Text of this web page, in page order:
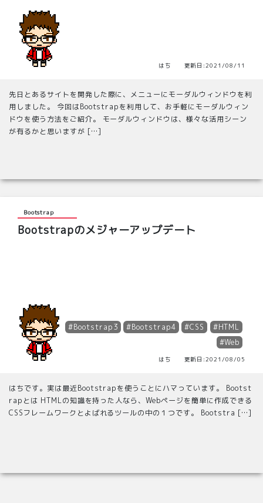
はち 更新日:2021/08/11
先日とあるサイトを開発した際に、メニューにモーダルウィンドウを利
用しました。 今回はBootstrapを利用して、お手軽にモーダルウィン
ドウを使う方法をご紹介。 モーダルウィンドウは、様々な活用シーン
が有るかと思いますが […]
Bootstrap
Bootstrapのメジャーアップデート
#Bootstrap3 #Bootstrap4 #CSS
#HTML
#Web
はち 更新日:2021/08/05
はちです。実は最近Bootstrapを使うことにハマっています。 Bootst
rapとは HTMLの知識を持った人なら、Webページを簡単に作成できる
CSSフレームワークとよばれるツールの中の１つです。 Bootstra […]